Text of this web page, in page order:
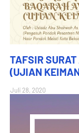
TAFSIR SURAT
(UJIAN
Juli 28, 2020